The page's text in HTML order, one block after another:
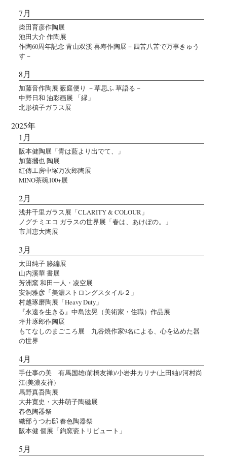
7月
柴田育彦作陶展
池田大介 作陶展
作陶60周年記念 青山双溪 喜寿作陶展－四苦八苦で万事きゅう
す－
8月
加藤音作陶展 薮庭便り －草思ふ 草語る－
中野日和 油彩画展 「縁」
北形槙子ガラス展
2025年
1月
阪本健陶展「青は藍より出でて、」
加藤摑也 陶展
紅傳工房中塚万次郎陶展
MINO茶碗100+展
2月
浅井千里ガラス展「CLARITY & COLOUR」
ノグチミエコ ガラスの世界展「春は、あけぼの。」
市川恵大陶展
3月
太田純子 籐編展
山内溪華 書展
芳洲窯 和田一人・凌空展
安洞雅彦「美濃ストロングスタイル２」
村越琢磨陶展「Heavy Duty」
『永遠を生きる』中島法晃（美術家・住職）作品展
坪井琢郎作陶展
もてなしのまごころ展 九谷焼作家9名による、心を込めた器
の世界
4月
手仕事の美 有馬国雄(前橋友禅)/小岩井カリナ(上田紬)/河村尚
江(美濃友禅)
馬野真吾陶展
大井寛史・大井萌子陶磁展
春色陶器祭
織部うつわ邸 春色陶器祭
阪本健 個展「鈞窯瓷トリビュート」
5月